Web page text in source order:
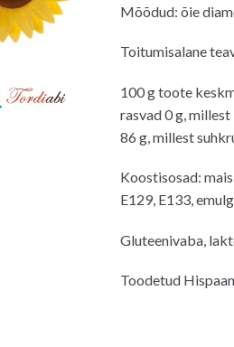
Mõõdud: õie
Toitumisalane
100 g toote
rasvad 0 g,
86 g, millest
Koostisosad:
E129, E133,
Gluteenivaba,
Toodetud